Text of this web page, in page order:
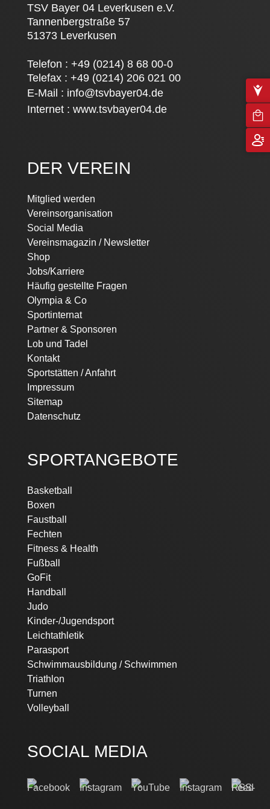
TSV Bayer 04 Leverkusen e.V.
Tannenbergstraße 57
51373 Leverkusen
Telefon : +49 (0214) 8 68 00-0
Telefax : +49 (0214) 206 021 00
E-Mail : info@tsvbayer04.de
Internet : www.tsvbayer04.de
DER VEREIN
Mitglied werden
Vereinsorganisation
Social Media
Vereinsmagazin / Newsletter
Shop
Jobs/Karriere
Häufig gestellte Fragen
Olympia & Co
Sportinternat
Partner & Sponsoren
Lob und Tadel
Kontakt
Sportstätten / Anfahrt
Impressum
Sitemap
Datenschutz
SPORTANGEBOTE
Basketball
Boxen
Faustball
Fechten
Fitness & Health
Fußball
GoFit
Handball
Judo
Kinder-/Jugendsport
Leichtathletik
Parasport
Schwimmausbildung / Schwimmen
Triathlon
Turnen
Volleyball
SOCIAL MEDIA